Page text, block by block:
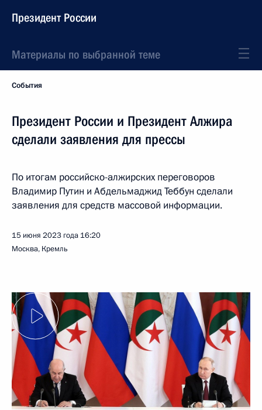
Президент России
Материалы по выбранной теме
События
Президент России и Президент Алжира
сделали заявления для прессы
По итогам российско-алжирских переговоров
Владимир Путин и Абдельмаджид Теббун сделали
заявления для средств массовой информации.
15 июня 2023 года 16:20
Москва, Кремль